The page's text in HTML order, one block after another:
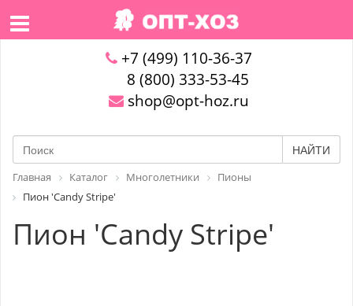
+7 (499) 110-36-37
8 (800) 333-53-45
shop@opt-hoz.ru
НАЙТИ
Главная Каталог Многолетники
Пионы
Пион 'Candy Stripe'
Пион 'Candy Stripe'